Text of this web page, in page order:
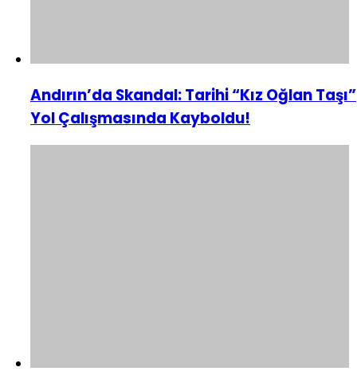
Andırın’da Skandal: Tarihi “Kız Oğlan Taşı”
Yol Çalışmasında Kayboldu!